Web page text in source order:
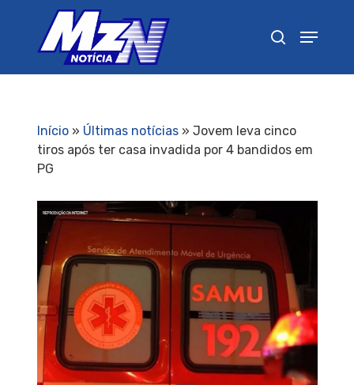
Início» Últimas notícias» Jovem leva cinco
tiros após ter casa invadida por 4 bandidos em
PG